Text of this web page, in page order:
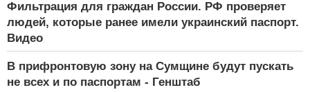
Фильтрация для граждан России. РФ проверяет
людей, которые ранее имели украинский паспорт.
Видео
В прифронтовую зону на Сумщине будут пускать
не всех и по паспортам - Генштаб